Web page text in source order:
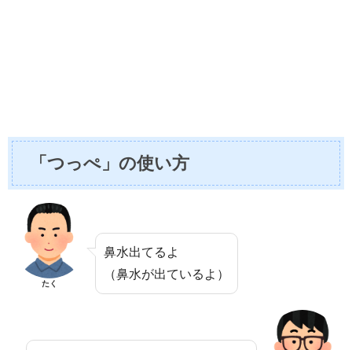
「つっぺ」の使い方
たく
鼻水出てるよ
（鼻水が出ているよ）